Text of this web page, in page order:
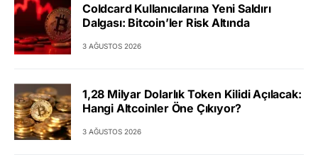
Coldcard Kullanıcılarına Yeni Saldırı
Dalgası: Bitcoin’ler Risk Altında
3 AĞUSTOS 2026
1,28 Milyar Dolarlık Token Kilidi Açılacak:
Hangi Altcoinler Öne Çıkıyor?
3 AĞUSTOS 2026